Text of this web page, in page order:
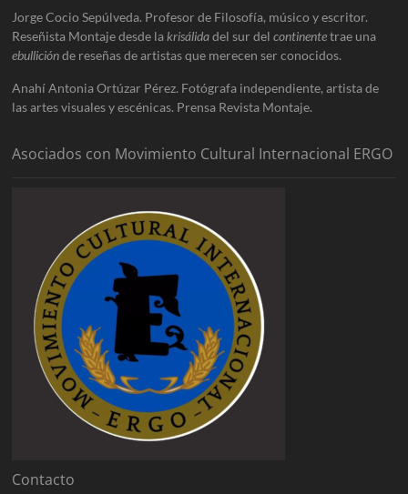
Jorge Cocio Sepúlveda. Profesor de Filosofía, músico y escritor.
Reseñista Montaje desde lakrisálidadel sur delcontinentetrae una
ebulliciónde reseñas de artistas que merecen ser conocidos.
Anahí Antonia Ortúzar Pérez. Fotógrafa independiente, artista de
las artes visuales y escénicas. Prensa Revista Montaje.
Asociados con Movimiento Cultural Internacional ERGO
Contacto